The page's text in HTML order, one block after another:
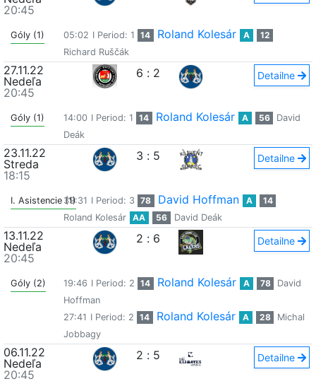
20:45
Góly (1) 05:02 I Period: 1 14 Roland Kolesár A
12
Richard Ruščák
27.11.22
Nedeľa
20:45
6 : 2 Detailne
Góly (1) 14:00 I Period: 1 14 Roland Kolesár A 56
David
Deák
23.11.22
Streda
18:15
3 : 5 Detailne
I. Asistencie (1)39:31 I Period: 3 78 David Hoffman A
14
Roland Kolesár
AA 56 David Deák
13.11.22
Nedeľa
20:45
2 : 6 Detailne
Góly (2) 19:46 I Period: 2 14 Roland Kolesár A 78
David
Hoffman
27:41 I Period: 2 14 Roland Kolesár A 28
Michal
Jobbagy
06.11.22
Nedeľa
20:45
2 : 5 Detailne